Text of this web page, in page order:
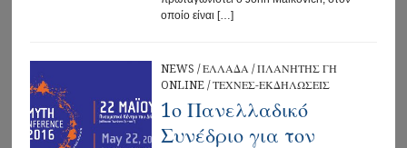
οποίο είναι […]
NEWS /ΕΛΛΑΔΑ /ΠΛΑΝΗΤΗΣ ΓΗ
ONLINE/ΤΕΧΝΕΣ-ΕΚΔΗΛΩΣΕΙΣ
1ο Πανελλαδικό
Συνέδριο για τον